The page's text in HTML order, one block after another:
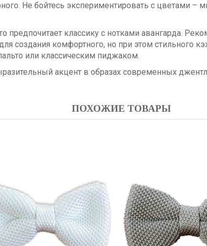
Не бойтесь экспериментировать с
предпочитает классику с нотками авангарда.
создания комфортного, но при этом стильного
или классическим пиджаком.
акцент в образах современных
ПОХОЖИЕ ТОВАРЫ